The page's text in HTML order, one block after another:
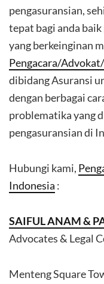
pengasuransian,
tepat bagi anda
yang berkeinginan
Pengacara/
dibidang Asuransi
dengan berbagai
problematika yang
pengasuransian di
Hubungi kami,
Indonesia :
SAIFUL ANAM &
Advocates & Legal
Menteng Square